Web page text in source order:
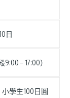
日
– 17:00）
學生100日圓